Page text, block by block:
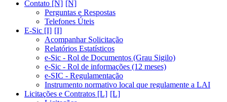
Contato [N]
Perguntas e Respostas
Telefones Úteis
E-Sic [I]
Acompanhar Solicitação
Relatórios Estatísticos
e-Sic - Rol de Documentos (Grau Sigilo)
e-Sic - Rol de informações (12 meses)
e-SIC - Regulamentação
Instrumento normativo local que regulamente a LAI
Licitações e Contratos [L]